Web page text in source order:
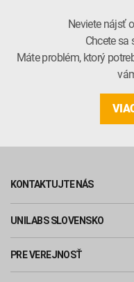
Neviete nájsť
Chcete
Máte problém, ktorý
KONTAKTUJTE NÁS
UNILABS SLOVENSKO
PRE VEREJNOSŤ